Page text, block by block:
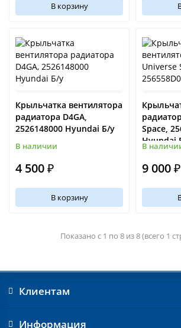
В корзину
Крыльчатка вентилятора
радиатора D4GA,
2526148000 Hyundai Б/у
В наличии
4 500 ₽
В корзину
Space,
В
9 000 ₽
Показано с 1 по 8 из 8 (всего 1
Клиентам
Информация